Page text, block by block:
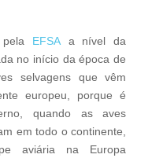
pela EFSAa nível da
no início da época de
selvagens que vêm
europeu, porque é
quando as aves
em todo o continente,
aviária na Europa